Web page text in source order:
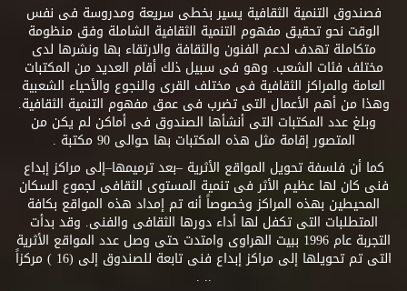
فصندوق التنمية الثقافية يسير بخطى سريعة ومدروسة فى نفس
الوقت نحو تحقيق مفهوم التنمية الثقافية الشاملة وفق منظومة
متكاملة تهدف لدعم الفنون والثقافة والارتقاء بها ونشرها لدى
مختلف فئات الشعب. وهو فى سبيل ذلك أقام العديد من المكتبات
العامة والمراكز الثقافية فى مختلف القرى والنجوع والأحياء الشعبية
وهذا من أهم الأعمال التى تضرب فى عمق مفهوم التنمية الثقافية.
وبلغ عدد المكتبات التى أنشأها الصندوق فى أماكن لم يكن من
المتصور إقامة مثل هذه المكتبات بها حوالى 90 مكتبة .
كما أن فلسفة تحويل المواقع الأثرية –بعد ترميمها–إلى مراكز إبداع
فنى كان لها عظيم الأثر فى تنمية المستوى الثقافى لجموع السكان
المحيطين بهذه المراكز وخصوصاً أنه تم إمداد هذه المواقع بكافة
المتطلبات التى تكفل لها أداء دورها الثقافى والفنى. وقد بدأت
التجربة عام 1996 ببيت الهراوى وامتدت حتى وصل عدد المواقع الأثرية
التى تم تحويلها إلى مراكز إبداع فنى تابعة للصندوق إلى (16 ) مركزاً
.. .